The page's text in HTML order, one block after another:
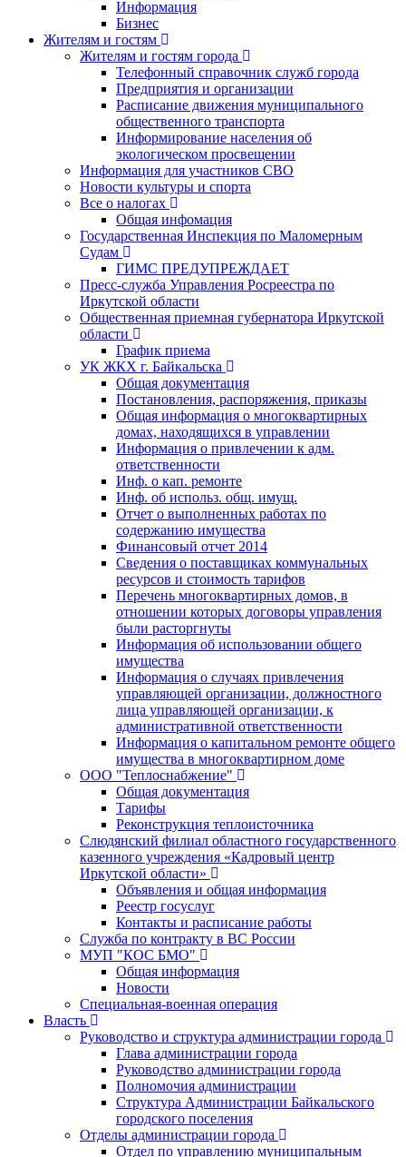
Информация
Бизнес
Жителям и гостям
Жителям и гостям города
Телефонный справочник служб города
Предприятия и организации
Расписание движения муниципального
общественного транспорта
Информирование населения об
экологическом просвещении
Информация для участников СВО
Новости культуры и спорта
Все о налогах
Общая инфомация
Государственная Инспекция по Маломерным
Судам
ГИМС ПРЕДУПРЕЖДАЕТ
Пресс-служба Управления Росреестра по
Иркутской области
Общественная приемная губернатора Иркутской
области
График приема
УК ЖКХ г. Байкальска
Общая документация
Постановления, распоряжения, приказы
Общая информация о многоквартирных
домах, находящихся в управлении
Информация о привлечении к адм.
ответственности
Инф. о кап. ремонте
Инф. об использ. общ. имущ.
Отчет о выполненных работах по
содержанию имущества
Финансовый отчет 2014
Сведения о поставщиках коммунальных
ресурсов и стоимость тарифов
Перечень многоквартирных домов, в
отношении которых договоры управления
были расторгнуты
Информация об использовании общего
имущества
Информация о случаях привлечения
управляющей организации, должностного
лица управляющей организации, к
административной ответственности
Информация о капитальном ремонте общего
имущества в многоквартирном доме
ООО "Теплоснабжение"
Общая документация
Тарифы
Реконструкция теплоисточника
Слюдянский филиал областного государственного
казенного учреждения «Кадровый центр
Иркутской области»
Объявления и общая информация
Реестр госуслуг
Контакты и расписание работы
Служба по контракту в ВС России
МУП "КОС БМО"
Общая информация
Новости
Специальная-военная операция
Власть
Руководство и структура администрации города
Глава администрации города
Руководство администрации города
Полномочия администрации
Структура Администрации Байкальского
городского поселения
Отделы администрации города
Отдел по управлению муниципальным